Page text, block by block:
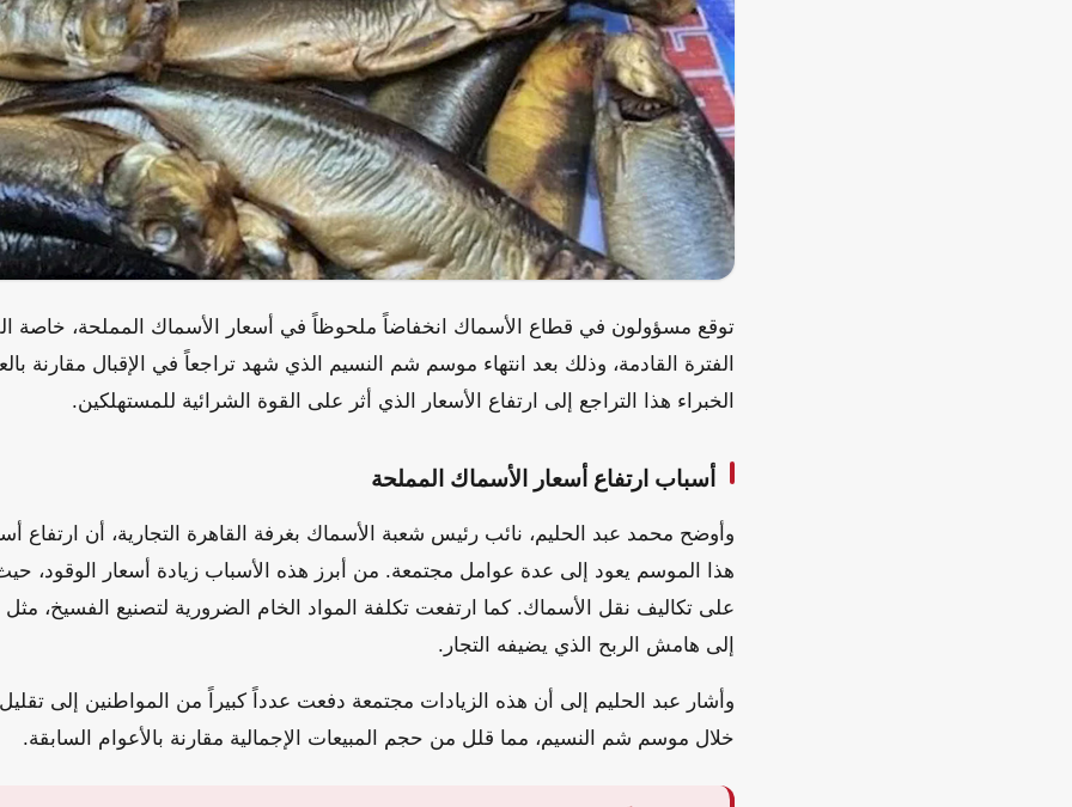
توقع مسؤولون في قطاع الأسماك انخفاضاً ملحوظاً في أسعار الأسماك المملحة، خاصة
الفترة القادمة، وذلك بعد انتهاء موسم شم النسيم الذي شهد تراجعاً في الإقبال مقارنة
الخبراء هذا التراجع إلى ارتفاع الأسعار الذي أثر على القوة الشرائية للمستهلكين.
أسباب ارتفاع أسعار الأسماك المملحة
وأوضح محمد عبد الحليم، نائب رئيس شعبة الأسماك بغرفة القاهرة التجارية، أن ارتفاع
هذا الموسم يعود إلى عدة عوامل مجتمعة. من أبرز هذه الأسباب زيادة أسعار الوقود، حيث
على تكاليف نقل الأسماك. كما ارتفعت تكلفة المواد الخام الضرورية لتصنيع الفسيخ، مثل
إلى هامش الربح الذي يضيفه التجار.
وأشار عبد الحليم إلى أن هذه الزيادات مجتمعة دفعت عدداً كبيراً من المواطنين إلى
خلال موسم شم النسيم، مما قلل من حجم المبيعات الإجمالية مقارنة بالأعوام السابقة.